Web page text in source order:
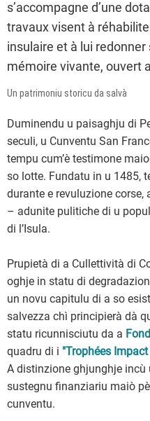
s’accompagne d’une
travaux visent à
insulaire et à lui
mémoire vivante, ouvert
Un patrimoniu storicu da salvà
Duminendu u paisaghju di
seculi, u Cunventu San
tempu cum’è testimone
so lotte. Fundatu in u 1485,
durante e revuluzione
– adunite pulitiche di u
di l’Isula.
Prupietà di a Cullettività di
oghje in statu di
un novu capitulu di a so
salvezza chì principierà dà
statu ricunnisciutu da a
quadru di i "Trophées
A distinzione ghjunghje
sustegnu finanziariu maiò
cunventu.